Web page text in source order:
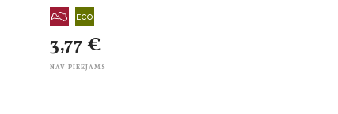
3,77 €
NAV PIEEJAMS